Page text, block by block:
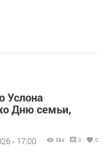
Услона
Дню семьи,
- 17:00 384 0 0